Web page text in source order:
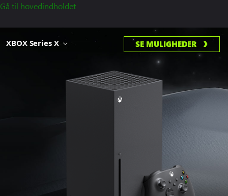
Gå til hovedindholdet
XBOX Series X SE MULIGHEDER